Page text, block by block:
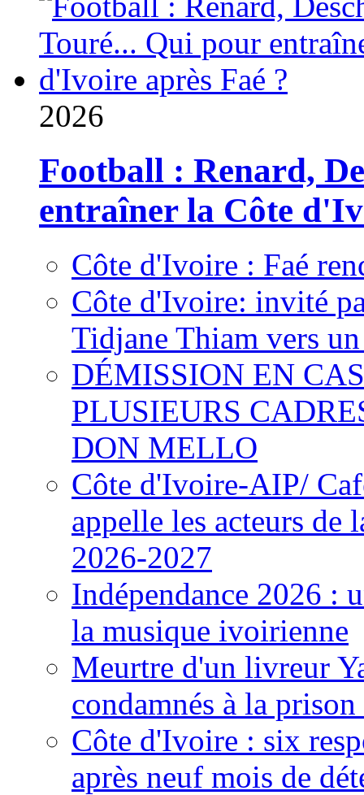
2026
Football : Renard,
entraîner la Côte
Côte d'Ivoire : Faé
Côte d'Ivoire: invité
Tidjane Thiam vers
DÉMISSION EN
PLUSIEURS
DON MELLO
Côte d'Ivoire-AIP/
appelle les acteurs de
2026-2027
Indépendance 2026 :
la musique ivoirienne
Meurtre d'un livreur
condamnés à la
Côte d'Ivoire : six
après neuf mois de